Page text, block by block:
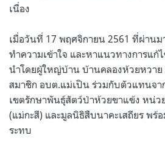
เนื่อง
เมื่อวันที่ 17 พฤศจิกายน 2561 ที่ผ่านม
ทำความเข้าใจ และหาแนวทางการแ
นำโดยผู้ใหญ่บ้าน บ้านคลองห้วยหวา
สมาชิก อบต.แม่เปิน ร่วมกับตัวแทนจ
เขตรักษาพันธุ์สัตว์ป่าห้วยขาแข้ง หน่ว
(แม่กะสี) และมูลนิธิสืบนาคะเสถียร พ
ระทบ